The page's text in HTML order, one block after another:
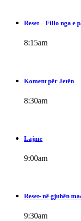
Reset – Fillo nga e
8:15am
Koment për Jetën
8:30am
Lajme
9:00am
Reset- në gjuhën
9:30am